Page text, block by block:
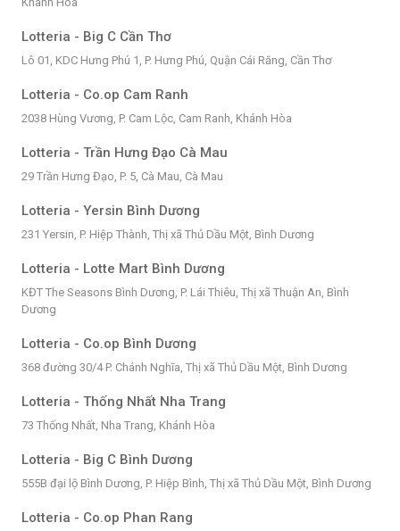
Lotteria - Big C Cần Thơ
Lô 01, KDC Hưng Phú 1, P. Hưng Phú, Quận Cái Răng, Cần Thơ
Lotteria - Co.op Cam Ranh
2038 Hùng Vương, P. Cam Lộc, Cam Ranh, Khánh Hòa
Lotteria - Trần Hưng Đạo Cà Mau
29 Trần Hưng Đạo, P. 5, Cà Mau, Cà Mau
Lotteria - Yersin Bình Dương
231 Yersin, P. Hiệp Thành, Thị xã Thủ Dầu Một, Bình Dương
Lotteria - Lotte Mart Bình Dương
KĐT The Seasons Bình Dương, P. Lái Thiêu, Thị xã Thuận An, Bình
Dương
Lotteria - Co.op Bình Dương
368 đường 30/4 P. Chánh Nghĩa, Thị xã Thủ Dầu Một, Bình Dương
Lotteria - Thống Nhất Nha Trang
73 Thống Nhất, Nha Trang, Khánh Hòa
Lotteria - Big C Bình Dương
555B đại lộ Bình Dương, P. Hiệp Bình, Thị xã Thủ Dầu Một, Bình Dương
Lotteria - Co.op Phan Rang